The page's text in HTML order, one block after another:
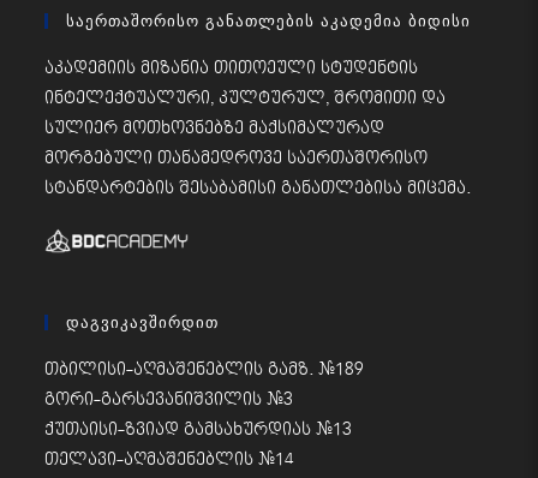
Საერთაშორისო Განათლების Აკადემია Ბიდისი
აკადემიის მიზანია თითოეული სტუდენტის
ინტელექტუალური, კულტურულ, შრომითი და
სულიერ მოთხოვნებზე მაქსიმალურად
მორგებული თანამედროვე საერთაშორისო
სტანდარტების შესაბამისი განათლებისა მიცემა.
Დაგვიკავშირდით
თბილისი-აღმაშენებლის გამზ. #189
გორი-გარსევანიშვილის #3
ქუთაისი-ზვიად გამსახურდიას #13
თელავი-აღმაშენებლის #14